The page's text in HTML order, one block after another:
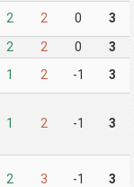
2 2 0 3
2 2 0 3
1 2 -1 3
1 2 -1 3
2 3 -1 3